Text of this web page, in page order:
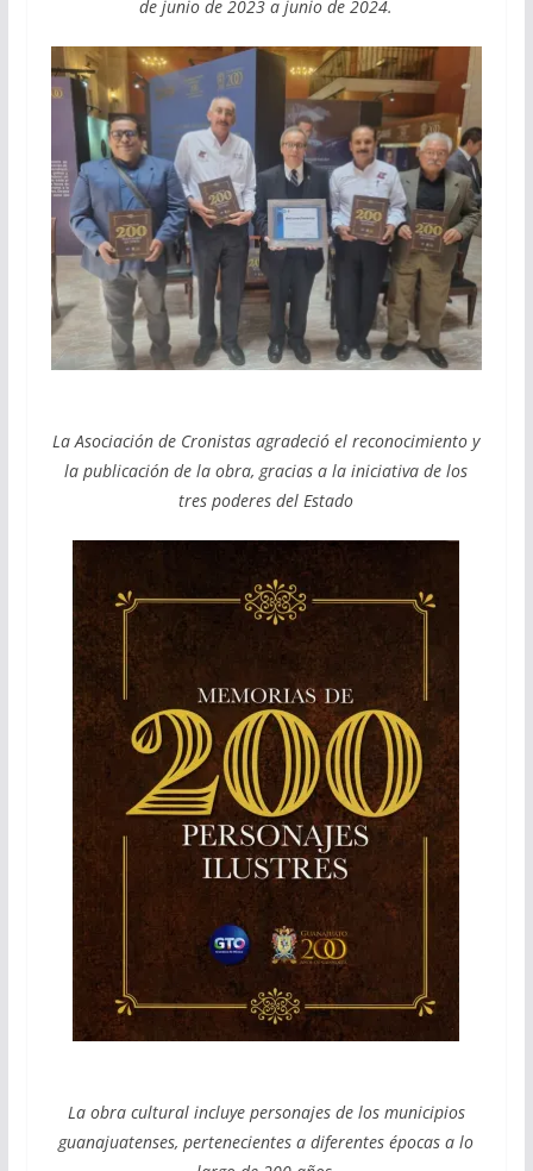
de junio de 2023 a junio de 2024.
La Asociación de Cronistas agradeció el reconocimiento y
la publicación de la obra, gracias a la iniciativa de los
tres poderes del Estado
La obra cultural incluye personajes de los municipios
guanajuatenses, pertenecientes a diferentes épocas a lo